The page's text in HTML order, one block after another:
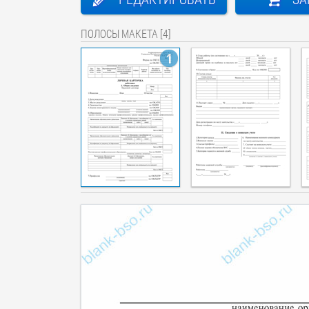
ПОЛОСЫ МАКЕТА [4]
1